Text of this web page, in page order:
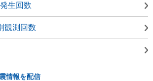
生回数
観測回数
情報を配信